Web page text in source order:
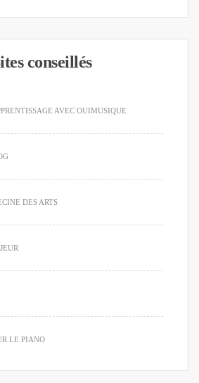
conseillés
AVEC OUIMUSIQUE
DES ARTS
LE PIANO